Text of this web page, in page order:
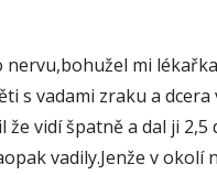
mi
s vadami zraku a
vidí špatně a dal ji
vadily.Jenže v